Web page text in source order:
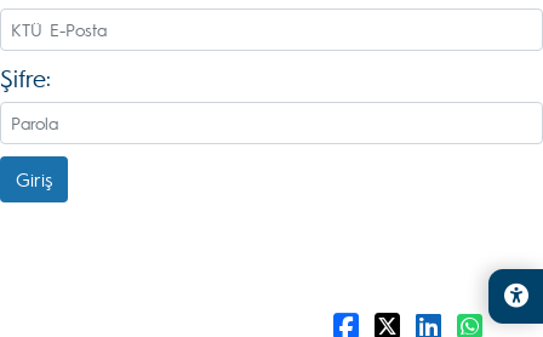
Şifre:
Giriş